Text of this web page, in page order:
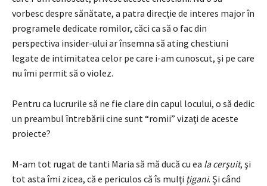
vorbesc despre sănătate, a patra direcţie de interes major în
programele dedicate romilor, căci ca să o fac din
perspectiva insider-ului ar însemna să ating chestiuni
legate de intimitatea celor pe care i-am cunoscut, şi pe care
nu îmi permit să o violez.
Pentru ca lucrurile să ne fie clare din capul locului, o să dedic
un preambul întrebării cine sunt “romii” vizaţi de aceste
proiecte?
M-am tot rugat de tanti Maria să mă ducă cu ea la cerşuit, şi
tot asta îmi zicea, că e periculos că îs mulţi ţigani. Şi când